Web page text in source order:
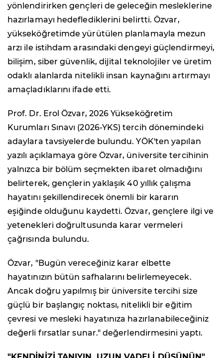
yönlendirirken gençleri de geleceğin mesleklerine
hazırlamayı hedeflediklerini belirtti. Özvar,
yükseköğretimde yürütülen planlamayla mezun
arzı ile istihdam arasındaki dengeyi güçlendirmeyi,
bilişim, siber güvenlik, dijital teknolojiler ve üretim
odaklı alanlarda nitelikli insan kaynağını artırmayı
amaçladıklarını ifade etti.
Prof. Dr. Erol Özvar, 2026 Yükseköğretim
Kurumları Sınavı (2026-YKS) tercih dönemindeki
adaylara tavsiyelerde bulundu. YÖK'ten yapılan
yazılı açıklamaya göre Özvar, üniversite tercihinin
yalnızca bir bölüm seçmekten ibaret olmadığını
belirterek, gençlerin yaklaşık 40 yıllık çalışma
hayatını şekillendirecek önemli bir kararın
eşiğinde olduğunu kaydetti. Özvar, gençlere ilgi ve
yetenekleri doğrultusunda karar vermeleri
çağrısında bulundu.
Özvar, "Bugün vereceğiniz karar elbette
hayatınızın bütün safhalarını belirlemeyecek.
Ancak doğru yapılmış bir üniversite tercihi size
güçlü bir başlangıç noktası, nitelikli bir eğitim
çevresi ve mesleki hayatınıza hazırlanabileceğiniz
değerli fırsatlar sunar." değerlendirmesini yaptı.